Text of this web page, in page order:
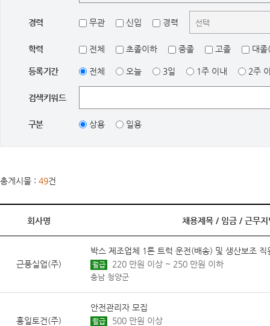
경력 무관 신입 경력
학력 전체 초졸이하 중졸 고졸 대
등록기간 전체 오늘 3일 1주 이내 2주
검색키워드
구분 상용 일용
총게시물 : 49건
회사명 채용제목 / 임금 /근무지
근풍실업(주)
박스 제조업체 1톤 트럭 운전(배송) 및 생산보조 직
월급 220 만원 이상 ~ 250 만원 이하
충남 청양군
흥일토건(주)
안전관리자 모집
월급 500 만원 이상